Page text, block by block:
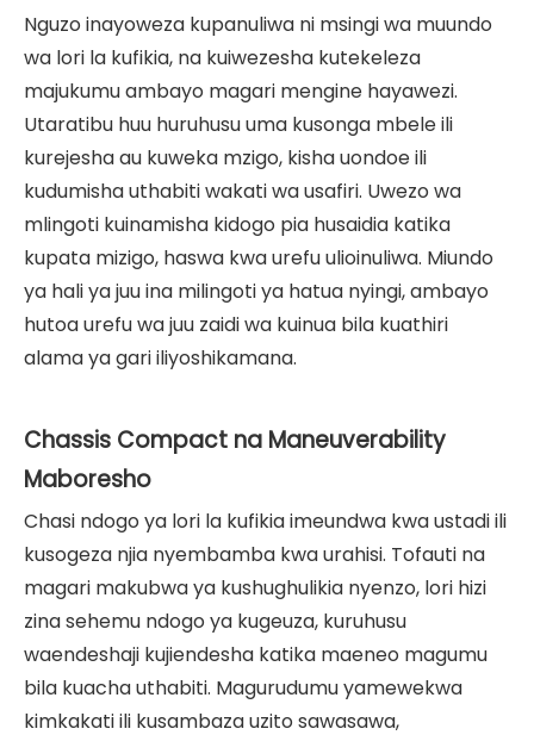
Nguzo inayoweza kupanuliwa ni msingi wa muundo
wa lori la kufikia, na kuiwezesha kutekeleza
majukumu ambayo magari mengine hayawezi.
Utaratibu huu huruhusu uma kusonga mbele ili
kurejesha au kuweka mzigo, kisha uondoe ili
kudumisha uthabiti wakati wa usafiri. Uwezo wa
mlingoti kuinamisha kidogo pia husaidia katika
kupata mizigo, haswa kwa urefu ulioinuliwa. Miundo
ya hali ya juu ina milingoti ya hatua nyingi, ambayo
hutoa urefu wa juu zaidi wa kuinua bila kuathiri
alama ya gari iliyoshikamana.
Chassis Compact na Maneuverability
Maboresho
Chasi ndogo ya lori la kufikia imeundwa kwa ustadi ili
kusogeza njia nyembamba kwa urahisi. Tofauti na
magari makubwa ya kushughulikia nyenzo, lori hizi
zina sehemu ndogo ya kugeuza, kuruhusu
waendeshaji kujiendesha katika maeneo magumu
bila kuacha uthabiti. Magurudumu yamewekwa
kimkakati ili kusambaza uzito sawasawa,